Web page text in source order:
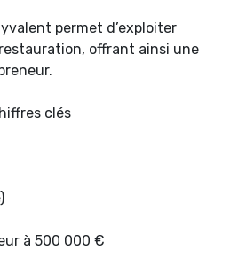
permet d’exploiter
offrant ainsi une
clés
à 500 000 €